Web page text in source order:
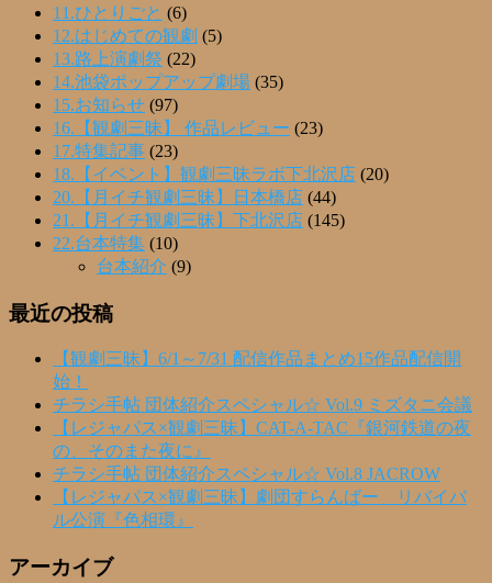
11.ひとりごと (6)
12.はじめての観劇 (5)
13.路上演劇祭 (22)
14.池袋ポップアップ劇場 (35)
15.お知らせ (97)
16.【観劇三昧】 作品レビュー (23)
17.特集記事 (23)
18.【イベント】観劇三昧ラボ下北沢店 (20)
20.【月イチ観劇三昧】日本橋店 (44)
21.【月イチ観劇三昧】下北沢店 (145)
22.台本特集 (10)
台本紹介 (9)
最近の投稿
【観劇三昧】6/1～7/31 配信作品まとめ15作品配信開
始！
チラシ手帖 団体紹介スペシャル☆ Vol.9 ミズタニ会議
【レジャパス×観劇三昧】CAT-A-TAC『銀河鉄道の夜
の、そのまた夜に』
チラシ手帖 団体紹介スペシャル☆ Vol.8 JACROW
【レジャパス×観劇三昧】劇団すらんばー リバイバ
ル公演『色相環』
アーカイブ